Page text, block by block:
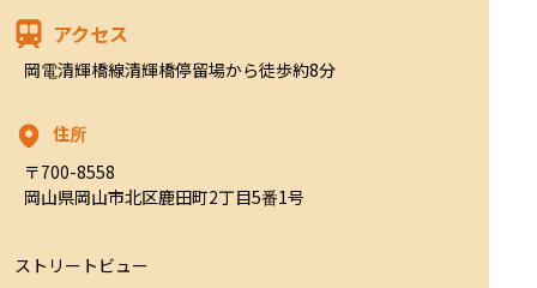
アクセス
岡電清輝橋線清輝橋停留場から徒歩約8分
住所
〒700-8558
岡山県岡山市北区鹿田町2丁目5番1号
ストリートビュー